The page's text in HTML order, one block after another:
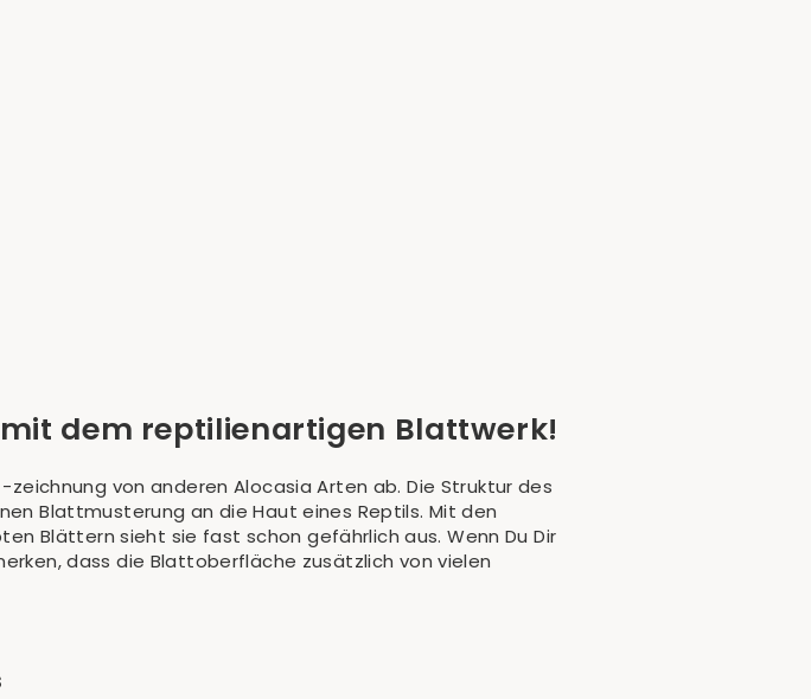
dem reptilienartigen Blattwerk!
von anderen Alocasia Arten ab. Die Struktur des
Blattmusterung an die Haut eines Reptils. Mit den
Blättern sieht sie fast schon gefährlich aus. Wenn Du Dir
dass die Blattoberfläche zusätzlich von vielen